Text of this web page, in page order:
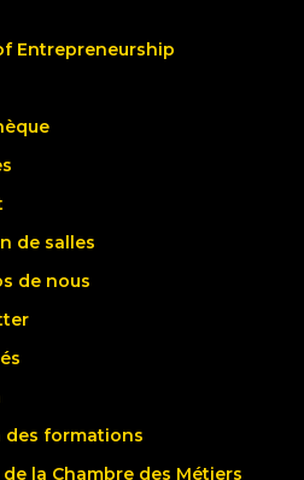
Entrepreneurship
de salles
de nous
des formations
la Chambre des Métiers